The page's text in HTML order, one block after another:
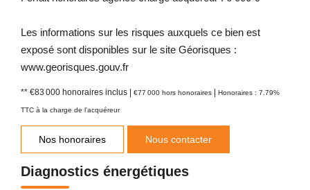
Les informations sur les risques auxquels ce bien est
exposé sont disponibles sur le site Géorisques :
www.georisques.gouv.fr
** €83 000 honoraires inclus | €77 000 hors honoraires | Honoraires : 7.79%
TTC à la charge de l'acquéreur
Nos honoraires Nous contacter
Diagnostics énergétiques